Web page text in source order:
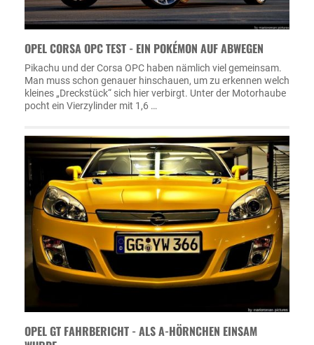
OPEL CORSA OPC TEST - EIN POKÉMON AUF ABWEGEN
Pikachu und der Corsa OPC haben nämlich viel gemeinsam.
Man muss schon genauer hinschauen, um zu erkennen welch
kleines „Dreckstück“ sich hier verbirgt. Unter der Motorhaube
pocht ein Vierzylinder mit 1,6 …
OPEL GT FAHRBERICHT - ALS A-HÖRNCHEN EINSAM